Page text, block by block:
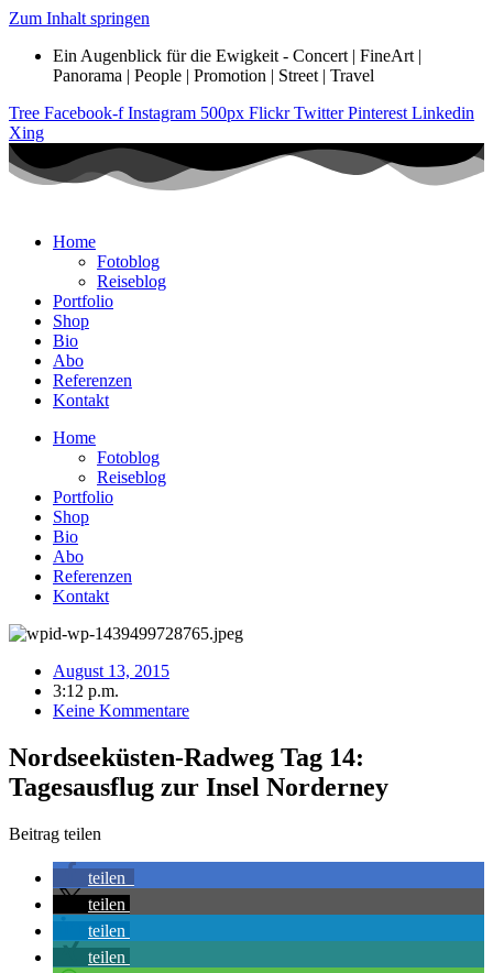
Zum Inhalt springen
Ein Augenblick für die Ewigkeit - Concert | FineArt |
Panorama | People | Promotion | Street | Travel
Tree Facebook-f Instagram 500px Flickr Twitter Pinterest Linkedin
Xing
Home
Fotoblog
Reiseblog
Portfolio
Shop
Bio
Abo
Referenzen
Kontakt
Home
Fotoblog
Reiseblog
Portfolio
Shop
Bio
Abo
Referenzen
Kontakt
August 13, 2015
3:12 p.m.
Keine Kommentare
Nordseeküsten-Radweg Tag 14:
Tagesausflug zur Insel Norderney
Beitrag teilen
teilen
teilen
teilen
teilen